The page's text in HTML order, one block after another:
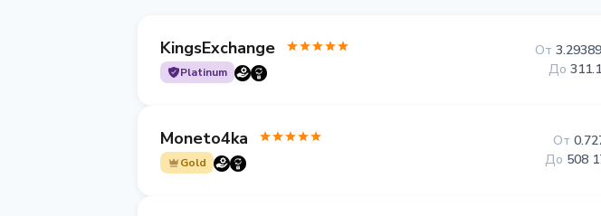
KingsExchange
Platinum
От
До
Moneto4ka
Gold
От
До 508